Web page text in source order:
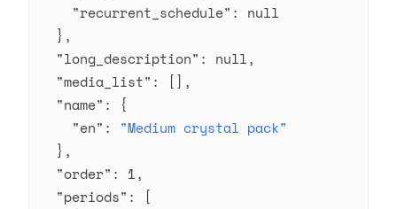
    "recurrent_schedule"
: null
  },
  "long_description"
: null,
  "media_list"
: [],
  "name"
: {
    "en"
: "Medium crystal pack"
  },
  "order"
: 1,
  "periods"
: [